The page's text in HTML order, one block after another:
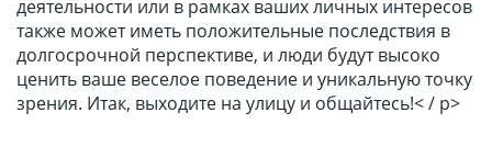
деятельности или в рамках ваших личных интересов
также может иметь положительные последствия в
долгосрочной перспективе, и люди будут высоко
ценить ваше веселое поведение и уникальную точку
зрения. Итак, выходите на улицу и общайтесь!< / p>